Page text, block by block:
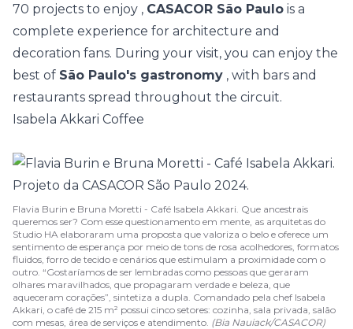
70 projects to enjoy , CASACOR São Paulo is a
complete experience for architecture and
decoration fans. During your visit, you can enjoy the
best of São Paulo's gastronomy , with bars and
restaurants spread throughout the circuit.
Isabela Akkari Coffee
Flavia Burin e Bruna Moretti - Café Isabela Akkari. Que ancestrais
queremos ser? Com esse questionamento em mente, as arquitetas do
Studio HA elaboraram uma proposta que valoriza o belo e oferece um
sentimento de esperança por meio de tons de rosa acolhedores, formatos
fluidos, forro de tecido e cenários que estimulam a proximidade com o
outro. “Gostaríamos de ser lembradas como pessoas que geraram
olhares maravilhados, que propagaram verdade e beleza, que
aqueceram corações”, sintetiza a dupla. Comandado pela chef Isabela
Akkari, o café de 215 m² possui cinco setores: cozinha, sala privada, salão
com mesas, área de serviços e atendimento. (Bia Nauiack/CASACOR)